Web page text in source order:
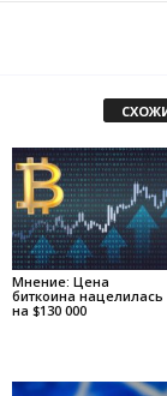
Мнение: Цена
биткоина нацелилась
на $130 000